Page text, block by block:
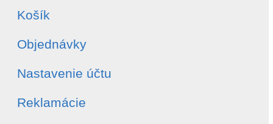
Košík
Objednávky
Nastavenie účtu
Reklamácie